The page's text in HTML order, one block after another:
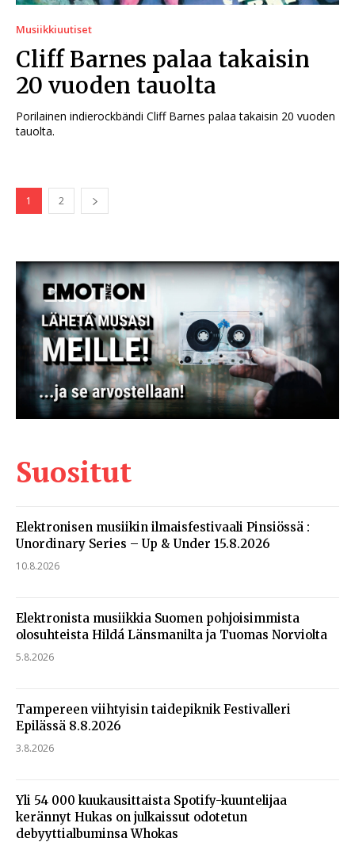
Musiikkiuutiset
Cliff Barnes palaa takaisin
20 vuoden tauolta
Porilainen indierockbändi Cliff Barnes palaa takaisin 20 vuoden
tauolta.
1 2
Suositut
Elektronisen musiikin ilmaisfestivaali Pinsiössä :
Unordinary Series – Up & Under 15.8.2026
10.8.2026
Elektronista musiikkia Suomen pohjoisimmista
olosuhteista Hildá Länsmanilta ja Tuomas Norviolta
5.8.2026
Tampereen viihtyisin taidepiknik Festivalleri
Epilässä 8.8.2026
3.8.2026
Yli 54 000 kuukausittaista Spotify-kuuntelijaa
kerännyt Hukas on julkaissut odotetun
debyyttialbuminsa Whokas